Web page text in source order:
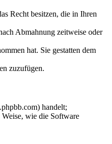
Recht besitzen, die in Ihren
Abmahnung zeitweise oder
hat. Sie gestatten dem
zuzufügen.
handelt;
wie die Software